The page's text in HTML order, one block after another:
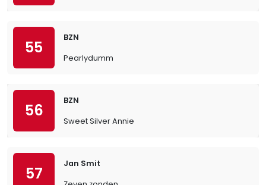
55
BZN
Pearlydumm
56
BZN
Sweet Silver Annie
57
Jan Smit